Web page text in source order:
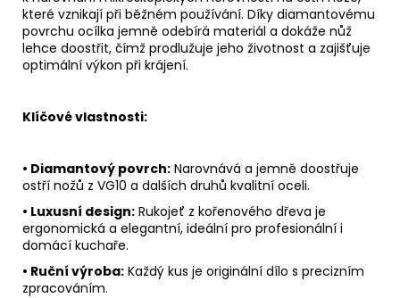
které vznikají při běžném používání. Díky diamantovému
povrchu ocílka jemně odebírá materiál a dokáže nůž
lehce doostřit, čímž prodlužuje jeho životnost a zajišťuje
optimální výkon při krájení.
Klíčové vlastnosti:
• Diamantový povrch: Narovnává a jemně doostřuje
ostří nožů z VG10 a dalších druhů kvalitní oceli.
• Luxusní design: Rukojeť z kořenového dřeva je
ergonomická a elegantní, ideální pro profesionální i
domácí kuchaře.
• Ruční výroba: Každý kus je originální dílo s precizním
zpracováním.